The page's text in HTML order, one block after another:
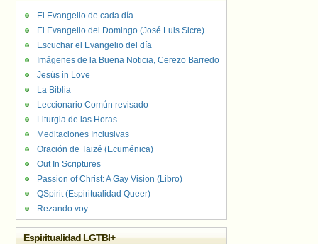
El Evangelio de cada día
El Evangelio del Domingo (José Luis Sicre)
Escuchar el Evangelio del día
Imágenes de la Buena Noticia, Cerezo Barredo
Jesús in Love
La Biblia
Leccionario Común revisado
Liturgia de las Horas
Meditaciones Inclusivas
Oración de Taizé (Ecuménica)
Out In Scriptures
Passion of Christ: A Gay Vision (Libro)
QSpirit (Espiritualidad Queer)
Rezando voy
Espiritualidad LGTBI+